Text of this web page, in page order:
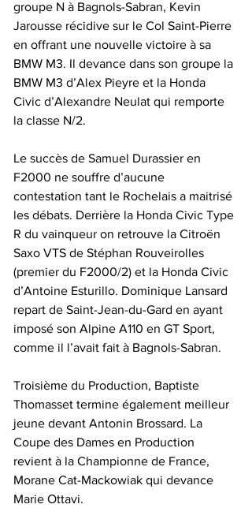
groupe N à Bagnols-Sabran, Kevin
Jarousse récidive sur le Col Saint-Pierre
en offrant une nouvelle victoire à sa
BMW M3. Il devance dans son groupe la
BMW M3 d’Alex Pieyre et la Honda
Civic d’Alexandre Neulat qui remporte
la classe N/2.
Le succès de Samuel Durassier en
F2000 ne souffre d’aucune
contestation tant le Rochelais a maitrisé
les débats. Derrière la Honda Civic Type
R du vainqueur on retrouve la Citroën
Saxo VTS de Stéphan Rouveirolles
(premier du F2000/2) et la Honda Civic
d’Antoine Esturillo. Dominique Lansard
repart de Saint-Jean-du-Gard en ayant
imposé son Alpine A110 en GT Sport,
comme il l’avait fait à Bagnols-Sabran.
Troisième du Production, Baptiste
Thomasset termine également meilleur
jeune devant Antonin Brossard. La
Coupe des Dames en Production
revient à la Championne de France,
Morane Cat-Mackowiak qui devance
Marie Ottavi.